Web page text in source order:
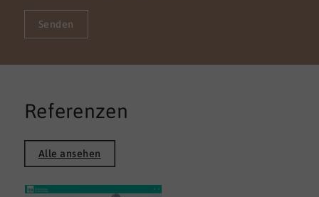
Senden
Referenzen
Alle ansehen